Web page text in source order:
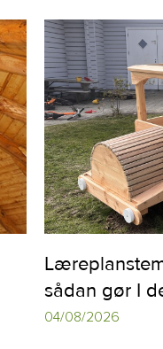
sådan gør I
04/08/2026